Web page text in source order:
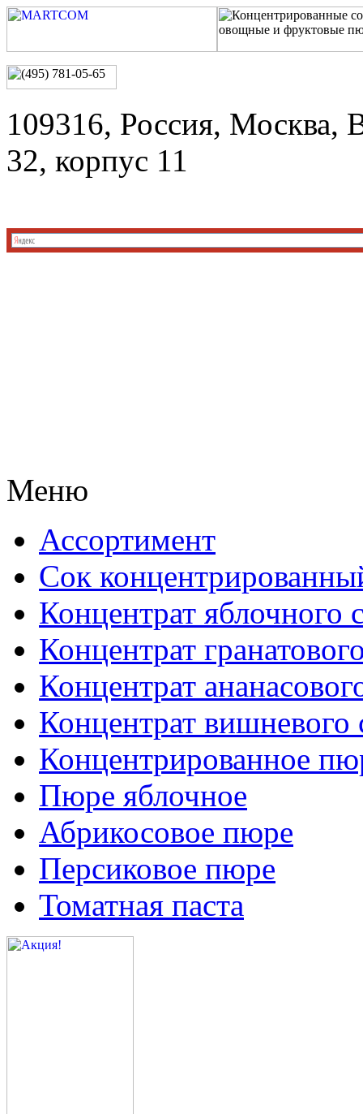
109316, Россия, Москва,
32, корпус 11
Меню
Ассортимент
Сок
Концентрат яблочного
Концентрат
Концентрат
Концентрат вишневого
Концентрированное
Пюре яблочное
Абрикосовое пюре
Персиковое пюре
Томатная паста